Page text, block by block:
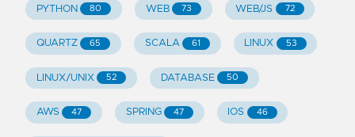
PYTHON 80 WEB 73 WEB/JS 72
QUARTZ 65 SCALA 61 LINUX 53
LINUX/UNIX 52 DATABASE 50
AWS 47 SPRING 47 IOS 46